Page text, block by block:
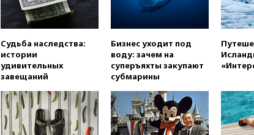
Судьба наследства:
истории
удивительных
завещаний
Бизнес уходит под
воду: зачем на
суперъяхты закупают
субмарины